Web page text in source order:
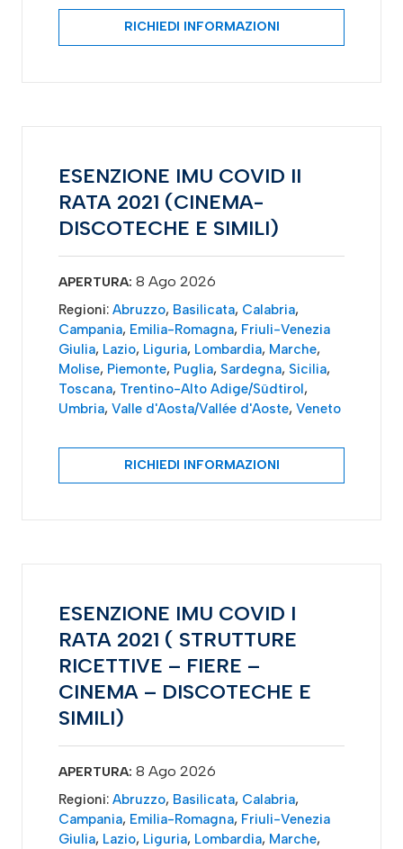
RICHIEDI INFORMAZIONI
ESENZIONE IMU COVID II
RATA 2021 (CINEMA-
DISCOTECHE E SIMILI)
APERTURA: 8 Ago 2026
Regioni: Abruzzo, Basilicata, Calabria,
Campania, Emilia-Romagna, Friuli-Venezia
Giulia, Lazio, Liguria, Lombardia, Marche,
Molise, Piemonte, Puglia, Sardegna, Sicilia,
Toscana, Trentino-Alto Adige/Südtirol,
Umbria, Valle d'Aosta/Vallée d'Aoste, Veneto
RICHIEDI INFORMAZIONI
ESENZIONE IMU COVID I
RATA 2021 ( STRUTTURE
RICETTIVE – FIERE –
CINEMA – DISCOTECHE E
SIMILI)
APERTURA: 8 Ago 2026
Regioni: Abruzzo, Basilicata, Calabria,
Campania, Emilia-Romagna, Friuli-Venezia
Giulia, Lazio, Liguria, Lombardia, Marche,